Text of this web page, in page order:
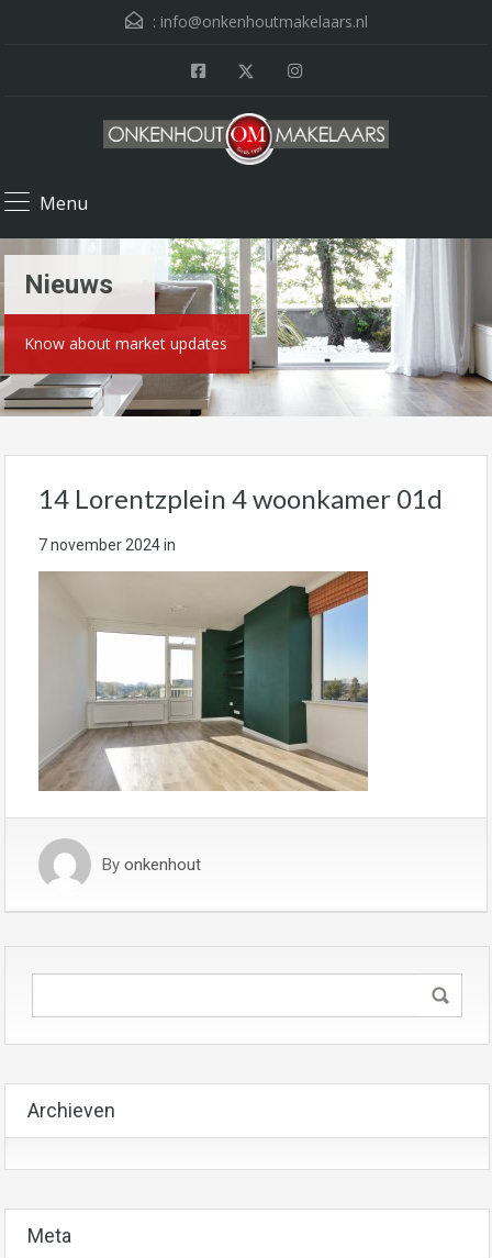
: info@onkenhoutmakelaars.nl
Menu
Nieuws
Know about market updates
14 Lorentzplein 4 woonkamer 01d
7 november 2024in
By onkenhout
Archieven
Meta